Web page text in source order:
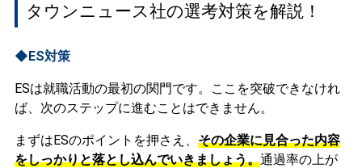
タウンニュース社の選考対策を解説！
◆ES対策
ESは就職活動の最初の関門です。ここを突破できなけれ
ば、次のステップに進むことはできません。
まずはESのポイントを押さえ、 その企業に見合った内容
をしっかりと落とし込んでいきましょう。通過率の上が